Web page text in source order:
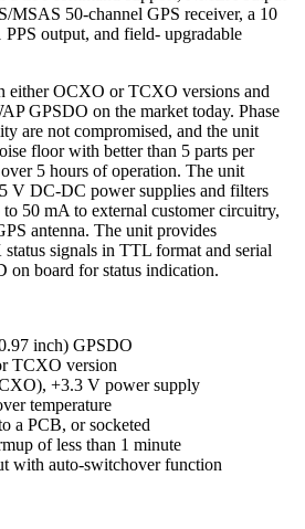
MSAS 50-channel GPS receiver, a 10
output, and field- upgradable
either OCXO or TCXO versions and
GPSDO on the market today. Phase
are not compromised, and the unit
floor with better than 5 parts per
5 hours of operation. The unit
V DC-DC power supplies and filters
50 mA to external customer circuitry,
antenna. The unit provides
signals in TTL format and serial
on board for status indication.
inch) GPSDO
TCXO version
+3.3 V power supply
temperature
a PCB, or socketed
of less than 1 minute
with auto-switchover function